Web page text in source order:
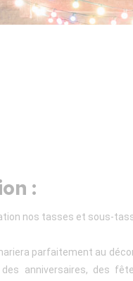
:
nos tasses et sous-
parfaitement au
anniversaires, des